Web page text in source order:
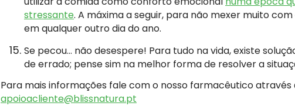
stressante. A máxima a seguir, para não mexer muito
em qualquer outro dia do ano.
Se pecou… não desespere! Para tudo na vida, existe
de errado; pense sim na melhor forma de resolver a
Para mais informações fale com o nosso farmacêutico através
apoioacliente@blissnatura.pt